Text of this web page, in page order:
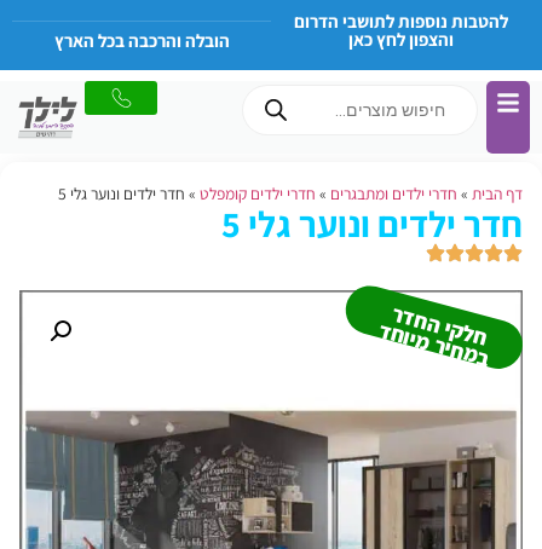
להטבות נוספות לתושבי הדרום
והצפון לחץ כאן הובלה והרכבה בכל הארץ
דף הבית » חדרי ילדים ומתבגרים » חדרי ילדים קומפלט » חדר ילדים ונוער גלי 5
חדר ילדים ונוער גלי 5
ח
ל
קי
ה
ח
ד
ר
ב
מ
חי
ר
מיו
ח
ד